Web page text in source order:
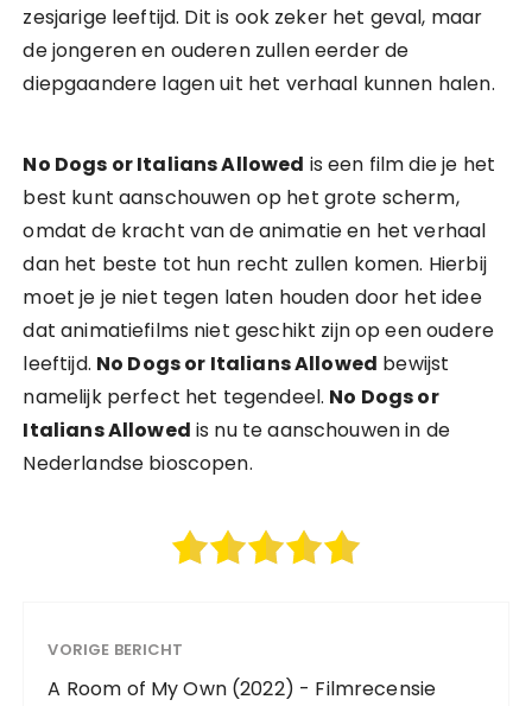
zesjarige leeftijd. Dit is ook zeker het geval, maar
de jongeren en ouderen zullen eerder de
diepgaandere lagen uit het verhaal kunnen halen.
No Dogs or Italians Allowed is een film die je het
best kunt aanschouwen op het grote scherm,
omdat de kracht van de animatie en het verhaal
dan het beste tot hun recht zullen komen. Hierbij
moet je je niet tegen laten houden door het idee
dat animatiefilms niet geschikt zijn op een oudere
leeftijd. No Dogs or Italians Allowed bewijst
namelijk perfect het tegendeel. No Dogs or
Italians Allowed is nu te aanschouwen in de
Nederlandse bioscopen.
VORIGE BERICHT
A Room of My Own (2022) - Filmrecensie